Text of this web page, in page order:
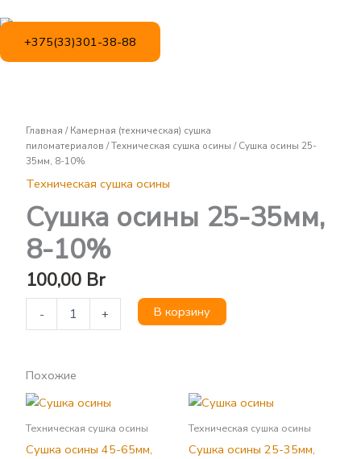
+375(33)301-38-88
Главная /Камерная (техническая) сушка
пиломатериалов /Техническая сушка осины / Сушка осины 25-
35мм, 8-10%
Техническая сушка осины
Сушка осины 25-35мм,
8-10%
100,00 Br
-
осины
25-
35мм,
8-
+ В корзину
Похожие
Техническая сушка осины
Сушка осины 45-65мм,
Техническая сушка осины
Сушка осины 25-35мм,